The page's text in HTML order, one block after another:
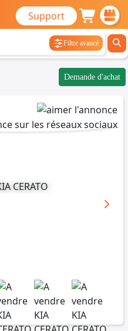
Support
Filtre avancé
Demande d'achat